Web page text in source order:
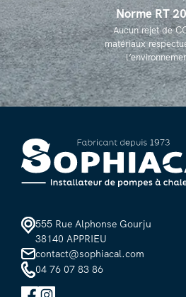
Norme RT
Aucun rejet de
matériaux
555 Rue Alphonse Gourju
38140 APPRIEU
contact@sophiacal.com
04 76 07 83 86